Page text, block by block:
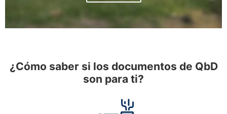
¿Cómo saber si los documentos de QbD
son para ti?